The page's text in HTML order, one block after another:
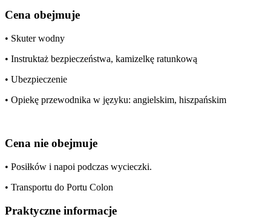
Cena obejmuje
• Skuter wodny
• Instruktaż bezpieczeństwa, kamizelkę ratunkową
• Ubezpieczenie
• Opiekę przewodnika w języku: angielskim, hiszpańskim
Cena nie obejmuje
• Posiłków i napoi podczas wycieczki.
• Transportu do Portu Colon
Praktyczne informacje